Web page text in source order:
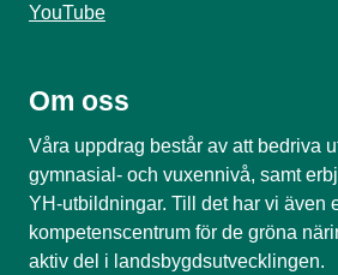
YouTube
Om oss
Våra uppdrag består av att bedriva
gymnasial- och vuxennivå, samt
YH-utbildningar. Till det har vi även
kompetenscentrum för de gröna
aktiv del i landsbygdsutvecklingen.